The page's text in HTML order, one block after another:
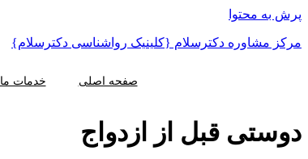
پرش به محتوا
مرکز مشاوره دکترسلام {کلینیک رواشناسی دکترسلام}
صفحه اصلی خدمات ما
دوستی قبل از ازدواج